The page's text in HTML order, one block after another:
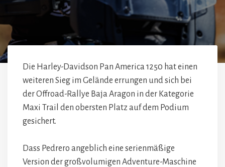
Die Harley-Davidson Pan America 1250 hat einen
weiteren Sieg im Gelände errungen und sich bei
der Offroad-Rallye Baja Aragon in der Kategorie
Maxi Trail den obersten Platz auf dem Podium
gesichert.
Dass Pedrero angeblich eine serienmäßige
Version der großvolumigen Adventure-Maschine